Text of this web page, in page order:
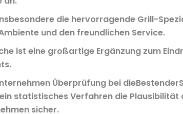
die hervorragende Grill-
und den freundlichen Service.
ist eine großartige Ergänzung zum
Überprüfung bei
statistisches Verfahren die Plausibilität
sicher.